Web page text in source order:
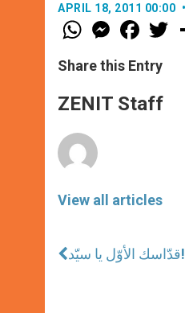
APRIL 18, 2011 00:00
W
h
t
s
p
p
M
e
s
e
g
e
F
a
e
b
o
k
w
Share this Entry
ZENIT Staff
View all articles
قدّاسك الأوّل يا سيّد!